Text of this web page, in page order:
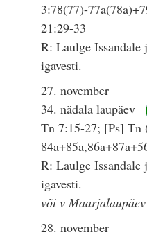
3:78(77)-
21:29-33
R: Laulge Issandale
igavesti.
27. november
34. nädala laupäev
Tn 7:15-27; [Ps]
R: Laulge Issandale
igavesti.
või v Maarjalaupäev
28. november